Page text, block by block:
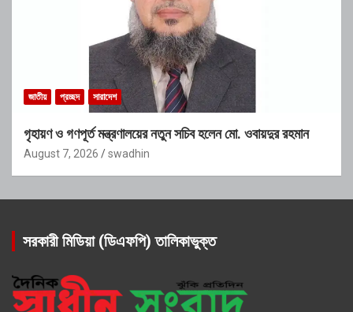
জাতীয় প্রচ্ছদ সারাদেশ
গৃহায়ণ ও গণপূর্ত মন্ত্রণালয়ের নতুন সচিব হলেন মো. ওবায়দুর রহমান
August 7, 2026 swadhin
সরকারী মিডিয়া (ডিএফপি) তালিকাভুক্ত